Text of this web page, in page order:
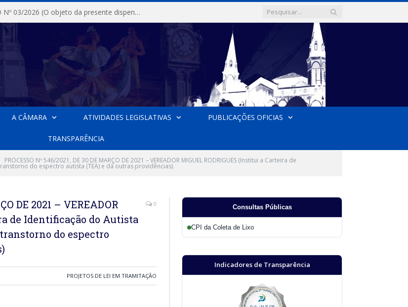
DISPENSA DE LICITAÇÃO Nº 03/2026 (O objeto da presente dispensa é a escolha da proposta mais vantajosa para a aquisição, de aparelhos de ar condicionado, tipo Split, com material de instalação e fogão industrial, conforme condições, quantidades e exigências estabelecidas no termo de referencia e neste aviso de contratação direta e seus anexos)
A CÂMARA ATIVIDADES LEGISLATIVAS PUBLICAÇÕES OFICIAS
TRANSPARÊNCIA
PROCESSO Nº 546/2021, DE 30 DE MARÇO DE 2021 – VEREADOR MIGUEL RODRIGUES (Institui a Carteira de
do espectro autista (TEA) e dá outras providências)
DE 2021 – VEREADOR
de Identificação do Autista
do espectro
0
PROJETOS DE LEI EM TRAMITAÇÃO
Consultas Públicas
CPI da Coleta de Lixo
Indicadores de Transparência